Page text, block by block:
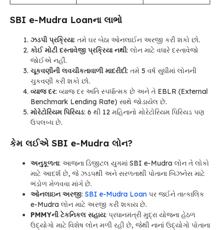
SBI e-Mudra Loanના લાભો
ઝડપી પ્રક્રિયા: તમે ઘર બેઠા ઓનલાઈન અરજી કરી શકો છો.
કોઈ મોટી દસ્તાવેજી પ્રક્રિયા નથી: લોન માટે વધારે દસ્તાવેજો
જોઈએ નહીં.
ચૂકવણીની લવચીકતાવાળી માદરીદી: તમે 5 વર્ષ સુધીમાં લોનની
ચુકવણી કરી શકો છો.
વ્યાજ દર: વ્યાજ દર અતિ સ્પર્ધાત્મક છે અને તે EBLR (External
Benchmark Lending Rate) સાથે જોડાયેલ છે.
મોરેટોરિયમ પિરિયડ: 6 થી 12 મહિનાનો મોરેટોરિયમ પિરિયડ પણ
ઉપલબ્ધ છે.
કેમ લઈએ SBI e-Mudra લોન?
અનુકૂળતા: આજના ડિજીટલ યુગમાં SBI e-Mudra લોન તે લોકો
માટે આદર્શ છે, જે ઝડપથી અને સરળતાથી પોતાના બિઝનેસ માટે
ભંડોળ મેળવવા માંગે છે.
ઓનલાઇન અરજી: SBI e-Mudra Loan પર જઈને તાત્કાલિક
e-Mudra લોન માટે અરજી કરી શકાય છે.
PMMYની ટેકનિકલ સહાય: પ્રધાનમંત્રી મુદ્રા યોજના હેઠળ
ઉદ્યોગો માટે વિશેષ લોન મળી રહી છે, જેથી નાનાં ઉદ્યોગો પોતાના